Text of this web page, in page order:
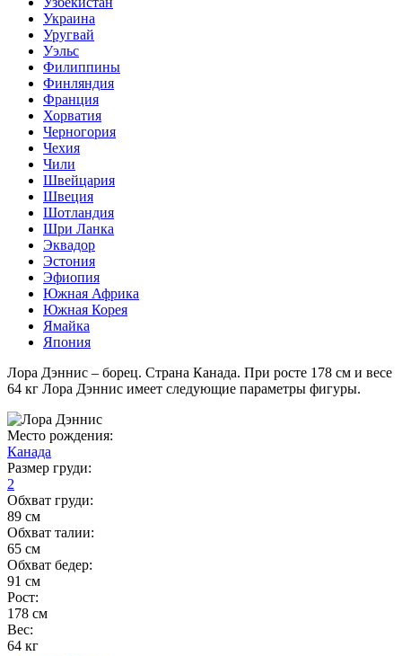
Украина
Уругвай
Уэльс
Филиппины
Финляндия
Франция
Хорватия
Черногория
Чехия
Чили
Швейцария
Швеция
Шотландия
Шри Ланка
Эквадор
Эстония
Эфиопия
Южная Африка
Южная Корея
Ямайка
Япония
Лора Дэннис – борец. Страна Канада. При росте 178 см и весе
64 кг Лора Дэннис имеет следующие параметры фигуры.
Место рождения:
Канада
Размер груди:
2
Обхват груди:
89 см
Обхват талии:
65 см
Обхват бедер:
91 см
Рост:
178 см
Вес:
64 кг